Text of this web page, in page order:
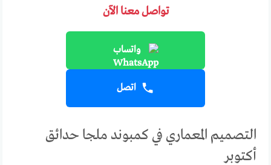
تواصل معنا الآن
واتساب
اتصل
التصميم المعماري في كمبوند ملجا حدائق
أكتوبر